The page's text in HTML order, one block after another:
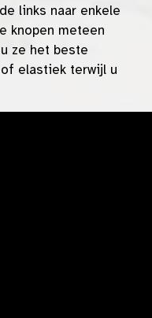
links naar enkele
knopen meteen
ze het beste
elastiek terwijl u